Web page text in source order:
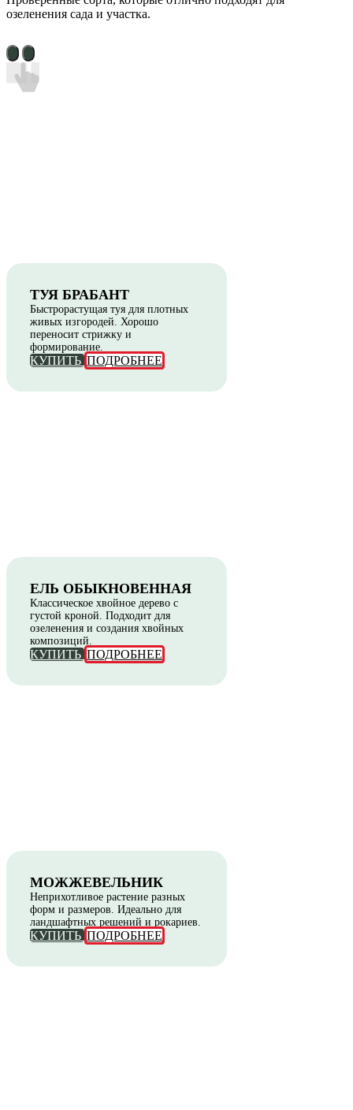
озеленения сада и участка.
ТУЯ БРАБАНТ
Быстрорастущая туя для плотных
живых изгородей. Хорошо
переносит стрижку и
формирование.
КУПИТЬ ПОДРОБНЕЕ
ЕЛЬ ОБЫКНОВЕННАЯ
Классическое хвойное дерево с
густой кроной. Подходит для
озеленения и создания хвойных
композиций.
КУПИТЬ ПОДРОБНЕЕ
МОЖЖЕВЕЛЬНИК
Неприхотливое растение разных
форм и размеров. Идеально для
ландшафтных решений и рокариев.
КУПИТЬ ПОДРОБНЕЕ